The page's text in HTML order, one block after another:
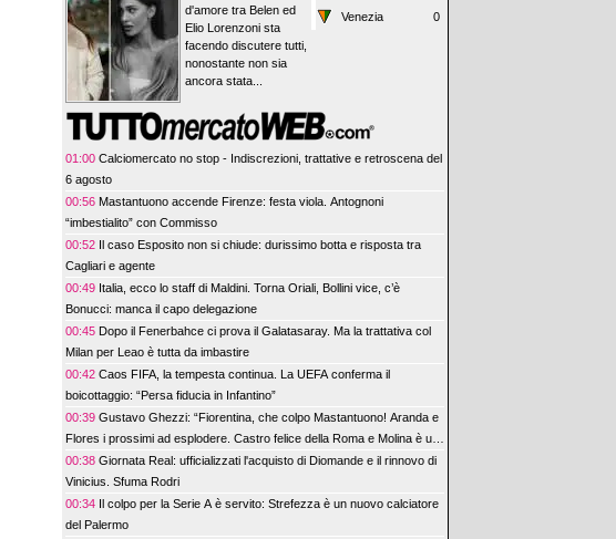
d'amore tra Belen ed
Elio Lorenzoni sta
facendo discutere tutti,
nonostante non sia
ancora stata...
Venezia
0
01:00 Calciomercato no stop - Indiscrezioni, trattative e retroscena del
6 agosto
00:56 Mastantuono accende Firenze: festa viola. Antognoni
“imbestialito” con Commisso
00:52 Il caso Esposito non si chiude: durissimo botta e risposta tra
Cagliari e agente
00:49 Italia, ecco lo staff di Maldini. Torna Oriali, Bollini vice, c’è
Bonucci: manca il capo delegazione
00:45 Dopo il Fenerbahce ci prova il Galatasaray. Ma la trattativa col
Milan per Leao è tutta da imbastire
00:42 Caos FIFA, la tempesta continua. La UEFA conferma il
boicottaggio: “Persa fiducia in Infantino”
00:39 Gustavo Ghezzi: “Fiorentina, che colpo Mastantuono! Aranda e
Flores i prossimi ad esplodere. Castro felice della Roma e Molina è un
bel colpo”
00:38 Giornata Real: ufficializzati l'acquisto di Diomande e il rinnovo di
Vinicius. Sfuma Rodri
00:34 Il colpo per la Serie A è servito: Strefezza è un nuovo calciatore
del Palermo